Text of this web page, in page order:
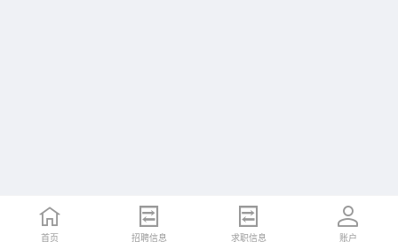
首页 招聘信息 求职信息 账户